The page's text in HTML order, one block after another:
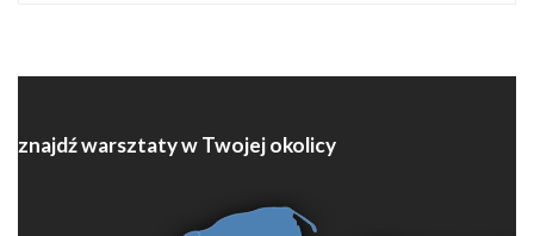
znajdź warsztaty w Twojej okolicy